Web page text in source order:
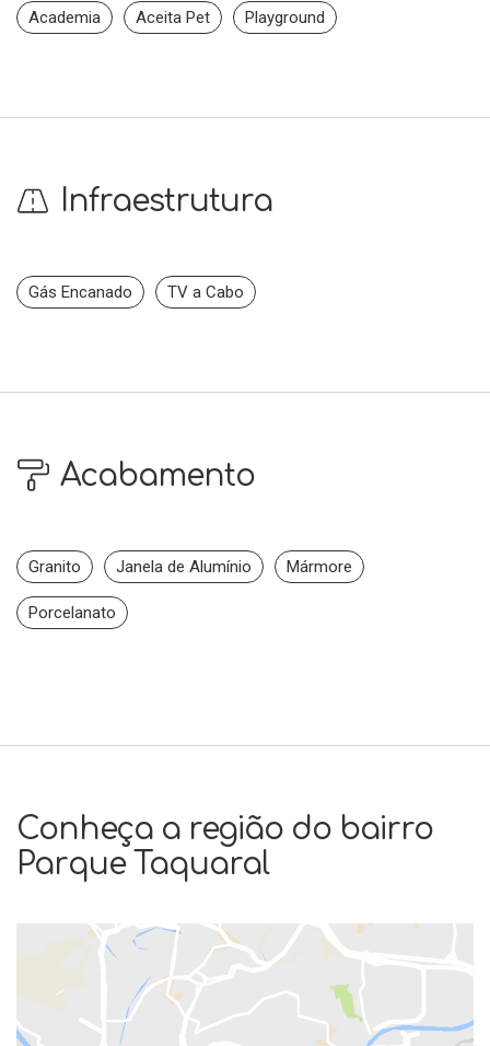
Academia Aceita Pet Playground
Infraestrutura
Gás Encanado TV a Cabo
Acabamento
Granito Janela de Alumínio Mármore
Porcelanato
Conheça a região do bairro
Parque Taquaral